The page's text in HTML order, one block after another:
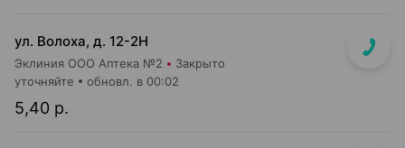
ул. Волоха, д. 12-2Н
Эклиния ООО Аптека №2 Закрыто
5,40 р.
уточняйте обновл. в 00:02